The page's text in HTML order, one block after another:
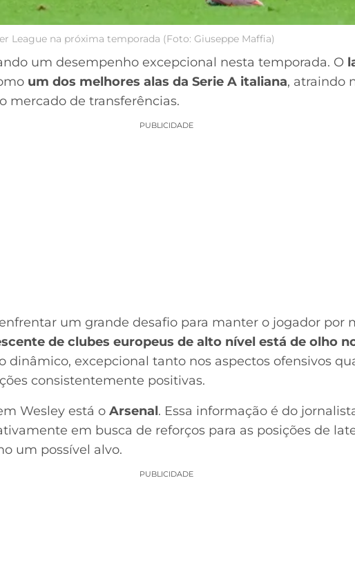
League na próxima temporada (Foto: Giuseppe Maffia)
um desempenho excepcional nesta temporada. O
um dos melhores alas da Serie A italiana, atraindo
mercado de transferências.
PUBLICIDADE
um grande desafio para manter o jogador por
de clubes europeus de alto nível está de olho
dinâmico, excepcional tanto nos aspectos ofensivos
consistentemente positivas.
Wesley está o Arsenal. Essa informação é do
em busca de reforços para as posições de
um possível alvo.
PUBLICIDADE